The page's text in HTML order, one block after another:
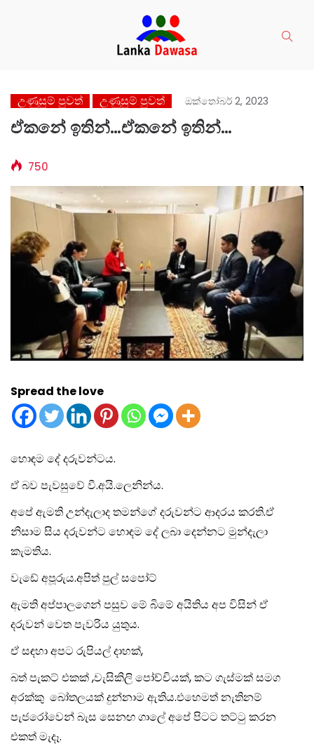
උණුසුම් පුවත් උණුසුම් පුවත් ඔක්තෝබර් 2, 2023
ඒකනේ ඉතින්…ඒකනේ ඉතින්…
750
Spread the love
හොඳම දේ දරුවන්ටය.
ඒ බව පැවසුවේ වී.අයි.ලෙනින්ය.
අපේ ඇමති උන්දැලාද තමන්ගේ දරුවන්ට ආදරය කරති.ඒ
නිසාම සිය දරුවන්ට හොඳම දේ ලබා දෙන්නට මුන්දැලා
කැමතිය.
වැඩේ අපූරුය.අපිත් පුල් සපෝට්
ඇමති අප්පාලගෙන් පසුව මේ බිමේ අයිතිය අප විසින් ඒ
දරුවන් වෙත පැවරිය යුතුය.
ඒ සඳහා අපට රුපියල් දාහක්,
බත් පැකට් එකක් ,වැසිකිලි පෝච්චියක්, කට ගැස්මක් සමග
අරක්කු බෝතලයක් දුන්නාම ඇතිය.එහෙමත් නැතිනම්
පැජරෝවෙන් බැස සෙනඟ ගාලේ අපේ පිටට තට්ටු කරන
එකත් මැදෑ.